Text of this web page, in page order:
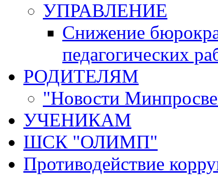
УПРАВЛЕНИЕ
Снижение
педагогических
РОДИТЕЛЯМ
"Новости
УЧЕНИКАМ
ШСК "ОЛИМП"
Противодействие